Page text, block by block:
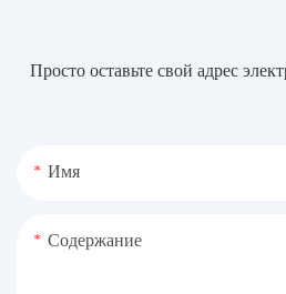
Просто оставьте свой адрес
Имя
Содержание